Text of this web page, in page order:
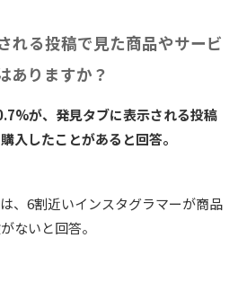
れる投稿で見た商品やサービ
ありますか？
が、発見タブに表示される投稿
入したことがあると回答。
、6割近いインスタグラマーが商品
ないと回答。